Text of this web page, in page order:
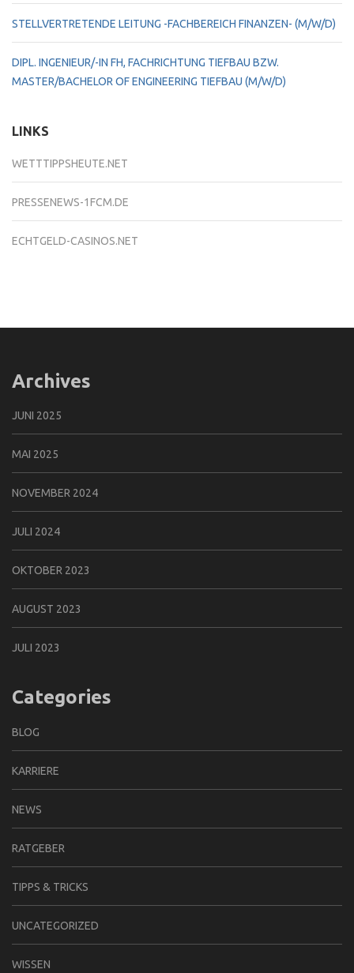
STELLVERTRETENDE LEITUNG -FACHBEREICH FINANZEN- (M/W/D)
DIPL. INGENIEUR/-IN FH, FACHRICHTUNG TIEFBAU BZW.
MASTER/BACHELOR OF ENGINEERING TIEFBAU (M/W/D)
LINKS
WETTTIPPSHEUTE.NET
PRESSENEWS-1FCM.DE
ECHTGELD-CASINOS.NET
Archives
JUNI 2025
MAI 2025
NOVEMBER 2024
JULI 2024
OKTOBER 2023
AUGUST 2023
JULI 2023
Categories
BLOG
KARRIERE
NEWS
RATGEBER
TIPPS & TRICKS
UNCATEGORIZED
WISSEN